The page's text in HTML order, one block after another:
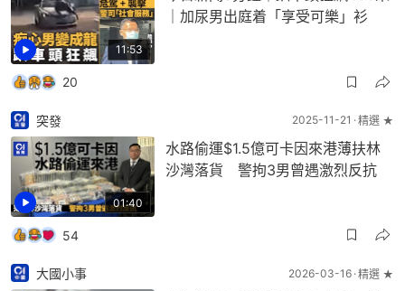
11:53
｜加尿男出庭着「享受可樂」衫
20
01:40
突發 2025-11-21 精選 ★
水路偷運$1.5億可卡因來港薄扶林
沙灣落貨 警拘3男曾遇激烈反抗
54
大國小事 2026-03-16 精選 ★